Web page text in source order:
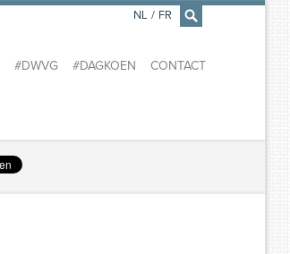
×
#DWVG #DAGKOEN CONTACT
NL / FR